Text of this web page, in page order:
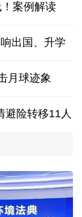
案例解读
出国、升学
月球迹象
避险转移11人
扩大）会议